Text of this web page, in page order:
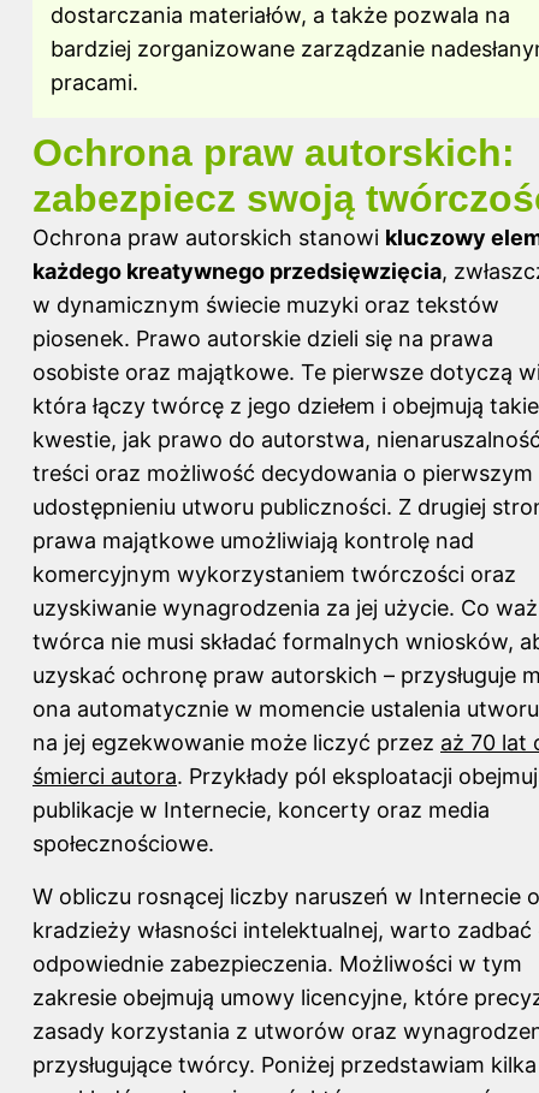
dostarczania materiałów, a także pozwala na
bardziej zorganizowane zarządzanie
pracami.
Ochrona praw autorskich:
zabezpiecz swoją
Ochrona praw autorskich stanowi kluczowy
każdego kreatywnego przedsięwzięcia,
w dynamicznym świecie muzyki oraz tekstów
piosenek. Prawo autorskie dzieli się na prawa
osobiste oraz majątkowe. Te pierwsze dotyczą
która łączy twórcę z jego dziełem i obejmują takie
kwestie, jak prawo do autorstwa,
treści oraz możliwość decydowania o pierwszym
udostępnieniu utworu publiczności. Z drugiej
prawa majątkowe umożliwiają kontrolę nad
komercyjnym wykorzystaniem twórczości oraz
uzyskiwanie wynagrodzenia za jej użycie. Co
twórca nie musi składać formalnych wniosków,
uzyskać ochronę praw autorskich – przysługuje
ona automatycznie w momencie ustalenia
na jej egzekwowanie może liczyć przez aż 70 lat
śmierci autora. Przykłady pól eksploatacji
publikacje w Internecie, koncerty oraz media
społecznościowe.
W obliczu rosnącej liczby naruszeń w Internecie
kradzieży własności intelektualnej, warto zadbać
odpowiednie zabezpieczenia. Możliwości w tym
zakresie obejmują umowy licencyjne, które
zasady korzystania z utworów oraz
przysługujące twórcy. Poniżej przedstawiam kilka